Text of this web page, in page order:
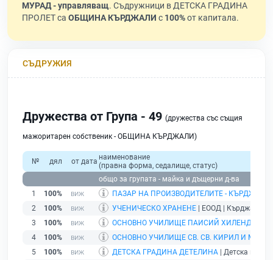
МУРАД - управляващ. Съдружници в ДЕТСКА ГРАДИНА
ПРОЛЕТ са ОБЩИНА КЪРДЖАЛИ с 100%от капитала.
СЪДРУЖИЯ
Дружества от Група - 49 (дружества със същия
мажоритарен собственик - ОБЩИНА КЪРДЖАЛИ)
№ дял от дата наименование
(правна форма, седалище, статус)
общо за групата - майка и дъщерни д-ва
1
100% ПАЗАР НА ПРОИЗВОДИТЕЛИТЕ - КЪРДЖАЛИ
2
100% УЧЕНИЧЕСКО ХРАНЕНЕ | ЕООД | Кърджали |
3
100%
ОСНОВНО УЧИЛИЩЕ ПАИСИЙ
4
100%
ОСНОВНО УЧИЛИЩЕ СВ. СВ. КИРИЛ И
5
100% ДЕТСКА ГРАДИНА ДЕТЕЛИНА | Детска